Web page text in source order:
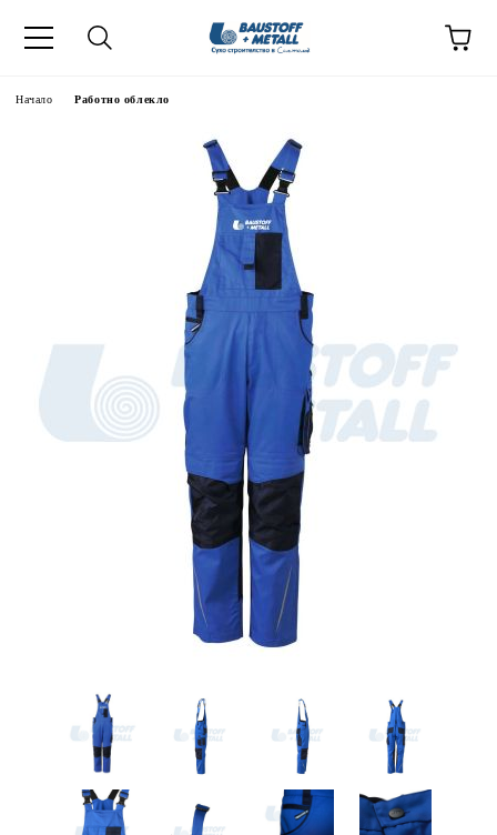
Начало Работно облекло